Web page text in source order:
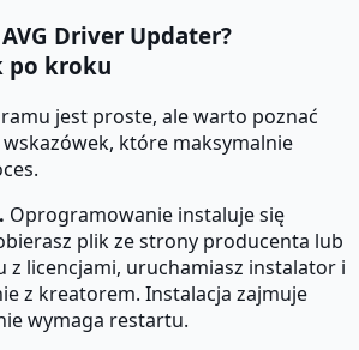
Driver Updater?
po kroku
jest proste, ale warto poznać
które maksymalnie
Oprogramowanie instaluje się
plik ze strony producenta lub
z licencjami, uruchamiasz instalator i
z kreatorem. Instalacja zajmuje
wymaga restartu.